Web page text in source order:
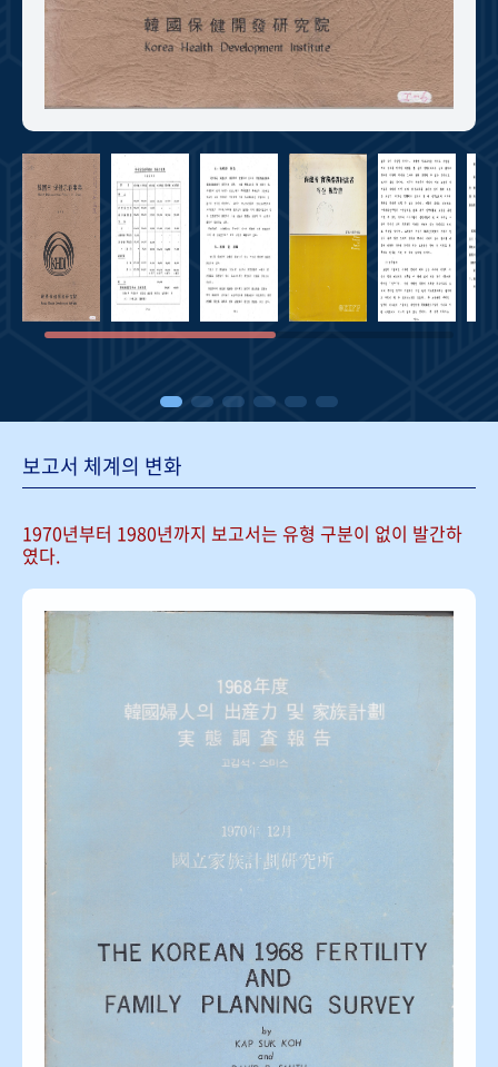
보고서 체계의 변화
1970년부터 1980년까지 보고서는 유형 구분이 없이 발간하
였다.